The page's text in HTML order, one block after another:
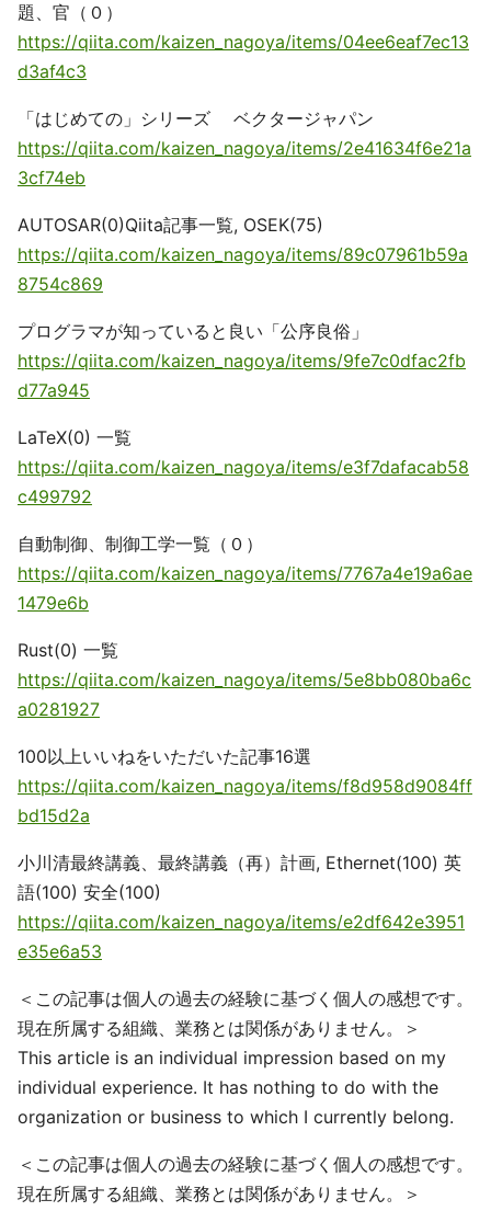
題、官（０）
https://qiita.com/kaizen_nagoya/items/04ee6eaf7ec13
d3af4c3
「はじめての」シリーズ ベクタージャパン
https://qiita.com/kaizen_nagoya/items/2e41634f6e21a
3cf74eb
AUTOSAR(0)Qiita記事一覧, OSEK(75)
https://qiita.com/kaizen_nagoya/items/89c07961b59a
8754c869
プログラマが知っていると良い「公序良俗」
https://qiita.com/kaizen_nagoya/items/9fe7c0dfac2fb
d77a945
LaTeX(0) 一覧
https://qiita.com/kaizen_nagoya/items/e3f7dafacab58
c499792
自動制御、制御工学一覧（０）
https://qiita.com/kaizen_nagoya/items/7767a4e19a6ae
1479e6b
Rust(0) 一覧
https://qiita.com/kaizen_nagoya/items/5e8bb080ba6c
a0281927
100以上いいねをいただいた記事16選
https://qiita.com/kaizen_nagoya/items/f8d958d9084ff
bd15d2a
小川清最終講義、最終講義（再）計画, Ethernet(100) 英
語(100) 安全(100)
https://qiita.com/kaizen_nagoya/items/e2df642e3951
e35e6a53
＜この記事は個人の過去の経験に基づく個人の感想です。
現在所属する組織、業務とは関係がありません。＞
This article is an individual impression based on my
individual experience. It has nothing to do with the
organization or business to which I currently belong.
＜この記事は個人の過去の経験に基づく個人の感想です。
現在所属する組織、業務とは関係がありません。＞